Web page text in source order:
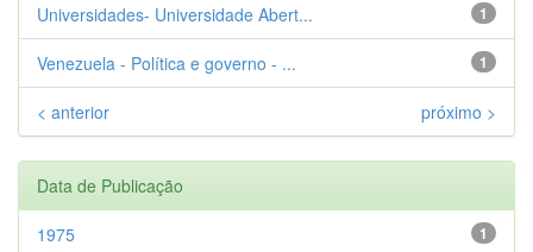
1
Universidades- Universidade Abert...
1
Venezuela - Política e governo - ...
< anterior próximo >
Data de Publicação
1
1975